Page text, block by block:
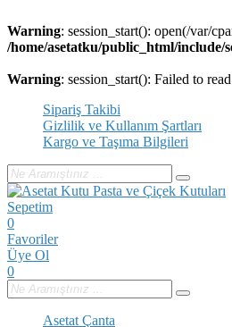
Warning: session_start(): open(/var/
/home/asetatku/public_html/include/
Warning: session_start(): Failed to
Sipariş Takibi
Gizlilik ve Kullanım Şartları
Kargo ve Taşıma Bilgileri
Sepetim
0
Favoriler
Üye Ol
0
Asetat Çanta